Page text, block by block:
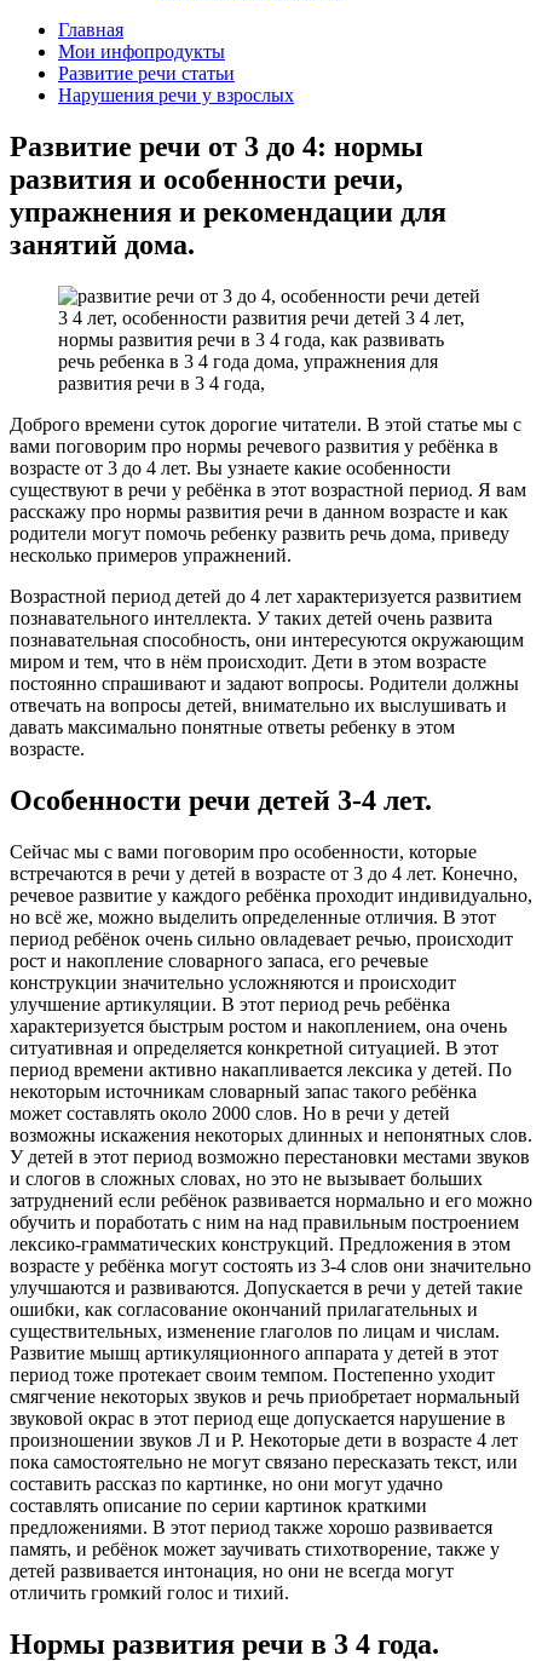
Главная
Мои инфопродукты
Развитие речи статьи
Нарушения речи у взрослых
Развитие речи от 3 до 4: нормы
развития и особенности речи,
упражнения и рекомендации для
занятий дома.
Доброго времени суток дорогие читатели. В этой статье мы с
вами поговорим про нормы речевого развития у ребёнка в
возрасте от 3 до 4 лет. Вы узнаете какие особенности
существуют в речи у ребёнка в этот возрастной период. Я вам
расскажу про нормы развития речи в данном возрасте и как
родители могут помочь ребенку развить речь дома, приведу
несколько примеров упражнений.
Возрастной период детей до 4 лет характеризуется развитием
познавательного интеллекта. У таких детей очень развита
познавательная способность, они интересуются окружающим
миром и тем, что в нём происходит. Дети в этом возрасте
постоянно спрашивают и задают вопросы. Родители должны
отвечать на вопросы детей, внимательно их выслушивать и
давать максимально понятные ответы ребенку в этом
возрасте.
Особенности речи детей 3-4 лет.
Сейчас мы с вами поговорим про особенности, которые
встречаются в речи у детей в возрасте от 3 до 4 лет. Конечно,
речевое развитие у каждого ребёнка проходит индивидуально,
но всё же, можно выделить определенные отличия. В этот
период ребёнок очень сильно овладевает речью, происходит
рост и накопление словарного запаса, его речевые
конструкции значительно усложняются и происходит
улучшение артикуляции. В этот период речь ребёнка
характеризуется быстрым ростом и накоплением, она очень
ситуативная и определяется конкретной ситуацией. В этот
период времени активно накапливается лексика у детей. По
некоторым источникам словарный запас такого ребёнка
может составлять около 2000 слов. Но в речи у детей
возможны искажения некоторых длинных и непонятных слов.
У детей в этот период возможно перестановки местами звуков
и слогов в сложных словах, но это не вызывает больших
затруднений если ребёнок развивается нормально и его можно
обучить и поработать с ним на над правильным построением
лексико-грамматических конструкций. Предложения в этом
возрасте у ребёнка могут состоять из 3-4 слов они значительно
улучшаются и развиваются. Допускается в речи у детей такие
ошибки, как согласование окончаний прилагательных и
существительных, изменение глаголов по лицам и числам.
Развитие мышц артикуляционного аппарата у детей в этот
период тоже протекает своим темпом. Постепенно уходит
смягчение некоторых звуков и речь приобретает нормальный
звуковой окрас в этот период еще допускается нарушение в
произношении звуков Л и Р. Некоторые дети в возрасте 4 лет
пока самостоятельно не могут связано пересказать текст, или
составить рассказ по картинке, но они могут удачно
составлять описание по серии картинок краткими
предложениями. В этот период также хорошо развивается
память, и ребёнок может заучивать стихотворение, также у
детей развивается интонация, но они не всегда могут
отличить громкий голос и тихий.
Нормы развития речи в 3 4 года.